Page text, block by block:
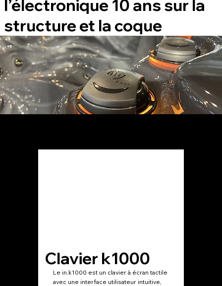
l’électronique 10 ans sur la
structure et la coque
Clavier k1000
Le in.k1000 est un clavier à écran tactile
avec une interface utilisateur intuitive,